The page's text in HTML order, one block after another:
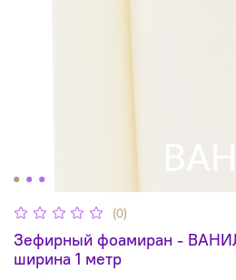
(0)
Зефирный фоамиран -
ширина 1 метр